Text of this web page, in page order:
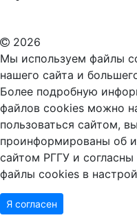
2026
Мы используем файлы
нашего сайта и
Более подробную
файлов cookies можно
пользоваться сайтом,
проинформированы об
сайтом РГГУ и
файлы cookies в
Я согласен